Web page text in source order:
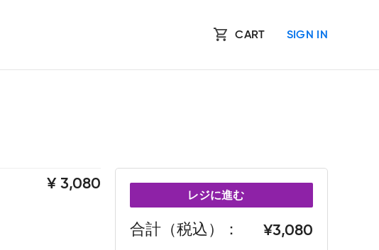
CART SIGN IN
3,080
レジに進む
合計（税込） 3,080